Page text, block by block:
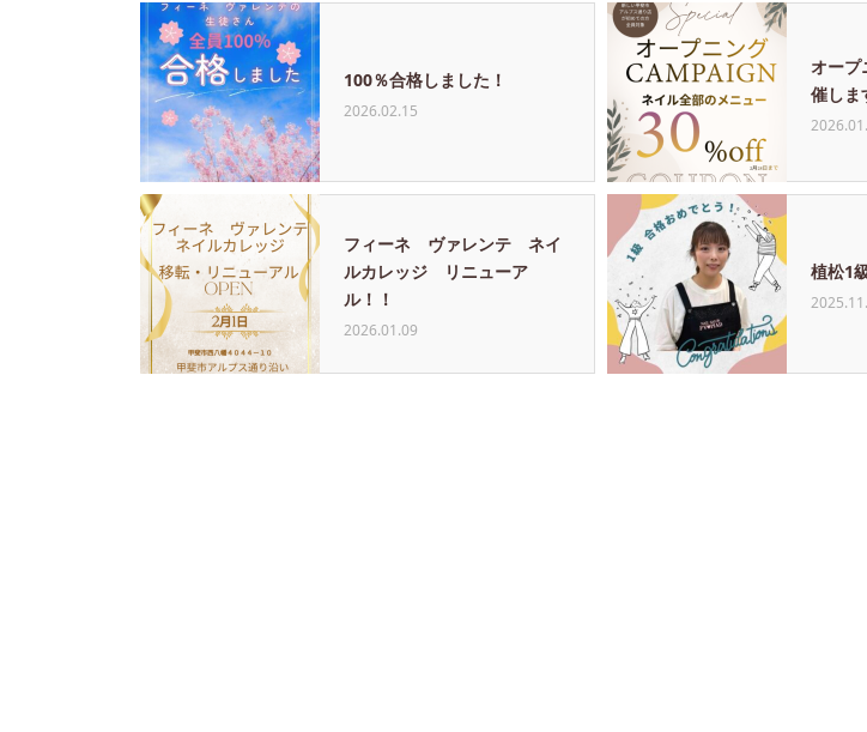
100％合格しました！
2026.02.15
オープ
催しま
フィーネ ヴァレンテ ネイ
ルカレッジ リニューア
ル！！
2026.01.09
植松1